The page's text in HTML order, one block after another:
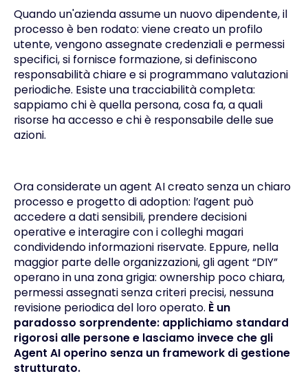
Quando un'azienda assume un nuovo dipendente, il
processo è ben rodato: viene creato un profilo
utente, vengono assegnate credenziali e permessi
specifici, si fornisce formazione, si definiscono
responsabilità chiare e si programmano valutazioni
periodiche. Esiste una tracciabilità completa:
sappiamo chi è quella persona, cosa fa, a quali
risorse ha accesso e chi è responsabile delle sue
azioni.
Ora considerate un agent AI creato senza un chiaro
processo e progetto di adoption: l’agent può
accedere a dati sensibili, prendere decisioni
operative e interagire con i colleghi magari
condividendo informazioni riservate. Eppure, nella
maggior parte delle organizzazioni, gli agent “DIY”
operano in una zona grigia: ownership poco chiara,
permessi assegnati senza criteri precisi, nessuna
revisione periodica del loro operato. È un
paradosso sorprendente: applichiamo standard
rigorosi alle persone e lasciamo invece che gli
Agent AI operino senza un framework di gestione
strutturato.